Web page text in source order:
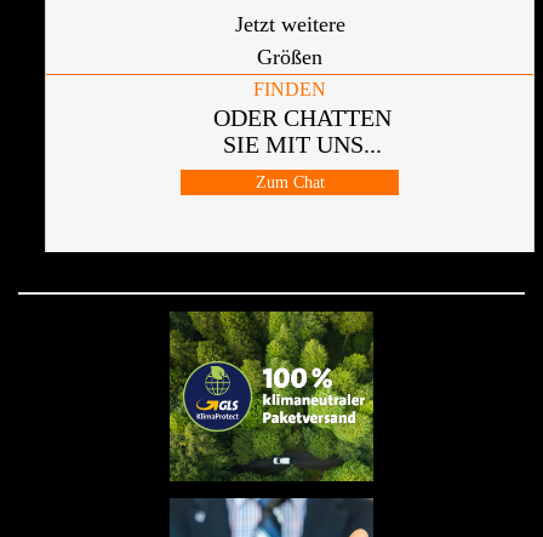
Jetzt weitere
Größen
FINDEN
ODER CHATTEN
SIE MIT UNS...
Zum Chat